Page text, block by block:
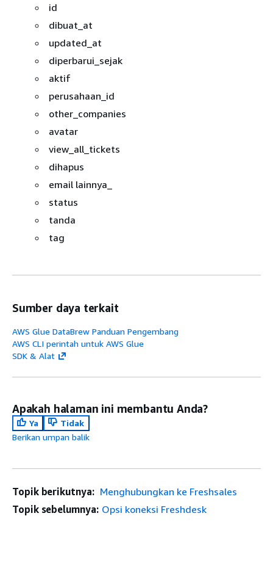
id
dibuat_at
updated_at
diperbarui_sejak
aktif
perusahaan_id
other_companies
avatar
view_all_tickets
dihapus
email lainnya_
status
tanda
tag
Sumber daya terkait
AWS Glue DataBrew Panduan Pengembang
AWS CLI perintah untuk AWS Glue
SDK & Alat
Apakah halaman ini membantu Anda?
Ya
Tidak
Berikan umpan balik
Topik berikutnya: Menghubungkan ke Freshsales
Topik sebelumnya: Opsi koneksi Freshdesk